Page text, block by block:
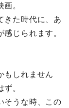
。
きた時代に、あ
じられます。
もしれません
。
そうな時、この